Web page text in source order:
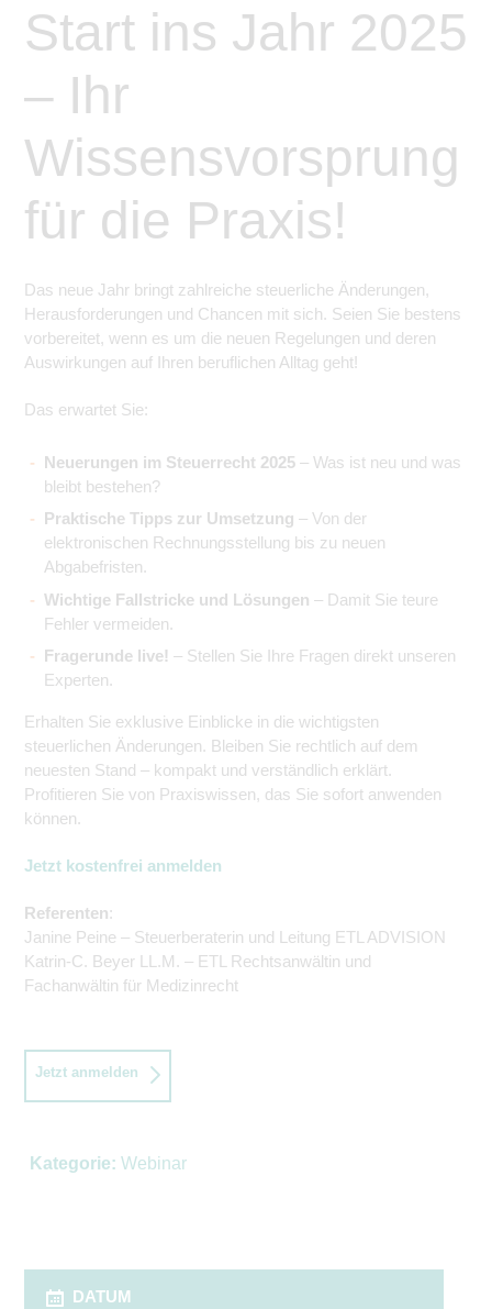
Start ins Jahr 2025
– Ihr
Wissensvorsprung
für die Praxis!
Das neue Jahr bringt zahlreiche steuerliche Änderungen,
Herausforderungen und Chancen mit sich. Seien Sie bestens
vorbereitet, wenn es um die neuen Regelungen und deren
Auswirkungen auf Ihren beruflichen Alltag geht!
Das erwartet Sie:
Neuerungen im Steuerrecht 2025 – Was ist neu und was
bleibt bestehen?
Praktische Tipps zur Umsetzung – Von der
elektronischen Rechnungsstellung bis zu neuen
Abgabefristen.
Wichtige Fallstricke und Lösungen – Damit Sie teure
Fehler vermeiden.
Fragerunde live! – Stellen Sie Ihre Fragen direkt unseren
Experten.
Erhalten Sie exklusive Einblicke in die wichtigsten
steuerlichen Änderungen. Bleiben Sie rechtlich auf dem
neuesten Stand – kompakt und verständlich erklärt.
Profitieren Sie von Praxiswissen, das Sie sofort anwenden
können.
Jetzt kostenfrei anmelden
Referenten:
Janine Peine – Steuerberaterin und Leitung ETL ADVISION
Katrin-C. Beyer LL.M. – ETL Rechtsanwältin und
Fachanwältin für Medizinrecht
Jetzt anmelden
Kategorie: Webinar
DATUM